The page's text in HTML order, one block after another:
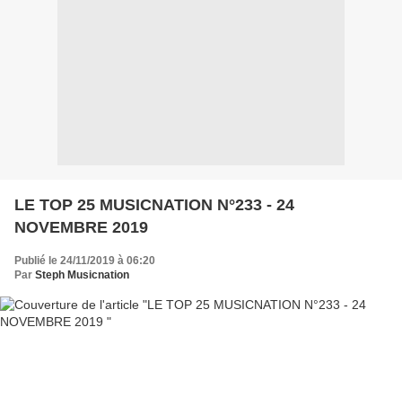
LE TOP 25 MUSICNATION N°233 - 24
NOVEMBRE 2019
Publié le 24/11/2019 à 06:20
Par Steph Musicnation